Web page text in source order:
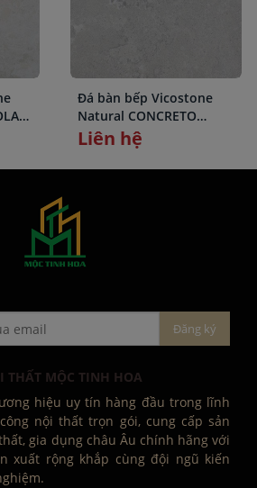
Đá bàn bếp Vicostone
Natural CONCRETO
BQ8860
Liên hệ
THẤT MỘC TINH HOA
hiệu uy tín hàng đầu trong lĩnh
nội thất trọn gói, cung cấp sản
gia dụng châu Âu chính hãng với
xuất rộng khắp cùng đội ngũ kiến